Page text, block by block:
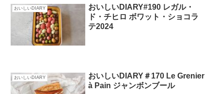
おいしいDIARY
おいしいDIARY#190 レガル・
ド・チヒロ ボワット・ショコラ
テ2024
おいしいDIARY
おいしいDIARY＃170 Le Grenier
à Pain ジャンボンブール